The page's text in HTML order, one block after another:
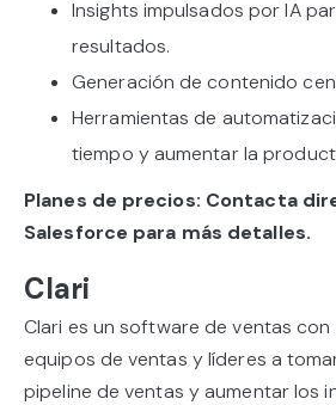
Insights impulsados por IA
resultados.
Generación de contenido
Herramientas de
tiempo y aumentar la
Planes de precios: Contacta
Salesforce para más detalles.
Clari
Clari es un software de ventas con
equipos de ventas y líderes a
pipeline de ventas y aumentar los